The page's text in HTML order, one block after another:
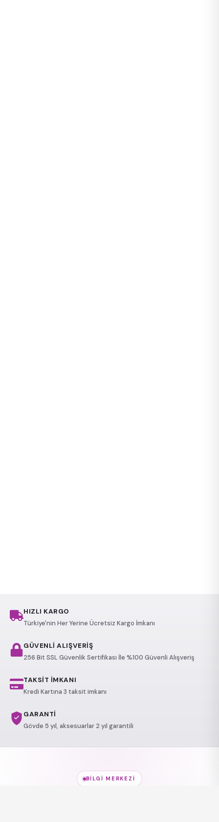
HIZLI KARGO
Türkiye'nin Her Yerine Ücretsiz Kargo İmkanı
GÜVENLİ ALIŞVERİŞ
256 Bit SSL Güvenlik Sertifikası İle %100 Güvenli Alışveriş
TAKSİT İMKANI
Kredi Kartına 3 taksit imkanı
GARANTİ
Gövde 5 yıl, aksesuarlar 2 yıl garantili
BILGI MERKEZI